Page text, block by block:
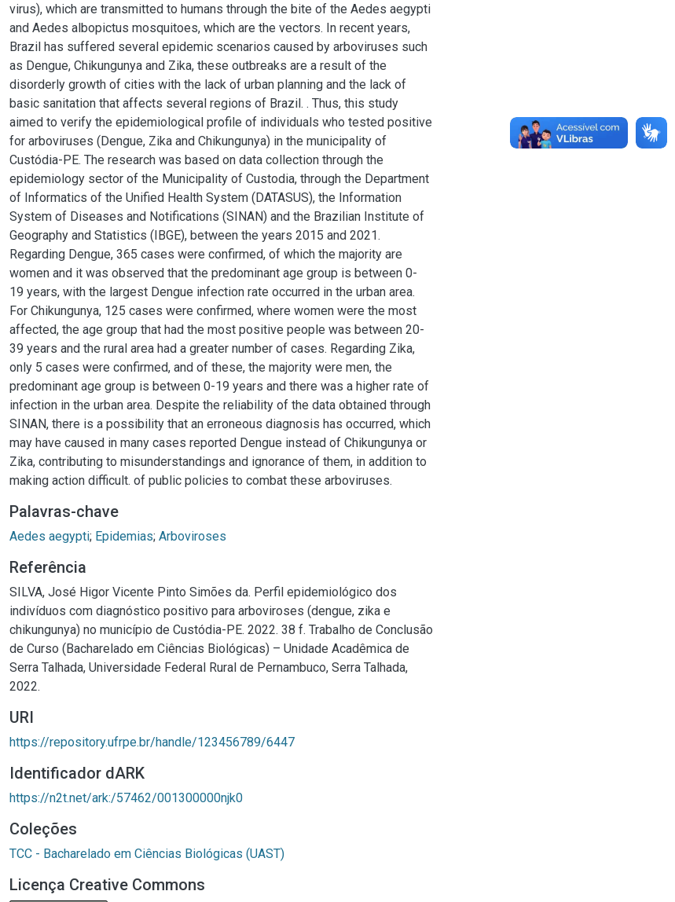
virus), which are transmitted to humans through the bite of the Aedes aegypti
and Aedes albopictus mosquitoes, which are the vectors. In recent years,
Brazil has suffered several epidemic scenarios caused by arboviruses such
as Dengue, Chikungunya and Zika, these outbreaks are a result of the
disorderly growth of cities with the lack of urban planning and the lack of
basic sanitation that affects several regions of Brazil. . Thus, this study
aimed to verify the epidemiological profile of individuals who tested positive
for arboviruses (Dengue, Zika and Chikungunya) in the municipality of
Custódia-PE. The research was based on data collection through the
epidemiology sector of the Municipality of Custodia, through the Department
of Informatics of the Unified Health System (DATASUS), the Information
System of Diseases and Notifications (SINAN) and the Brazilian Institute of
Geography and Statistics (IBGE), between the years 2015 and 2021.
Regarding Dengue, 365 cases were confirmed, of which the majority are
women and it was observed that the predominant age group is between 0-
19 years, with the largest Dengue infection rate occurred in the urban area.
For Chikungunya, 125 cases were confirmed, where women were the most
affected, the age group that had the most positive people was between 20-
39 years and the rural area had a greater number of cases. Regarding Zika,
only 5 cases were confirmed, and of these, the majority were men, the
predominant age group is between 0-19 years and there was a higher rate of
infection in the urban area. Despite the reliability of the data obtained through
SINAN, there is a possibility that an erroneous diagnosis has occurred, which
may have caused in many cases reported Dengue instead of Chikungunya or
Zika, contributing to misunderstandings and ignorance of them, in addition to
making action difficult. of public policies to combat these arboviruses.
Palavras-chave
Aedes aegypti; Epidemias; Arboviroses
Referência
SILVA, José Higor Vicente Pinto Simões da. Perfil epidemiológico dos
indivíduos com diagnóstico positivo para arboviroses (dengue, zika e
chikungunya) no município de Custódia-PE. 2022. 38 f. Trabalho de Conclusão
de Curso (Bacharelado em Ciências Biológicas) – Unidade Acadêmica de
Serra Talhada, Universidade Federal Rural de Pernambuco, Serra Talhada,
2022.
URI
https://repository.ufrpe.br/handle/123456789/6447
Identificador dARK
https://n2t.net/ark:/57462/001300000njk0
Coleções
TCC - Bacharelado em Ciências Biológicas (UAST)
Licença Creative Commons